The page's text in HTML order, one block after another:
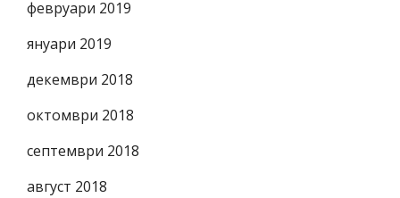
февруари 2019
януари 2019
декември 2018
октомври 2018
септември 2018
август 2018